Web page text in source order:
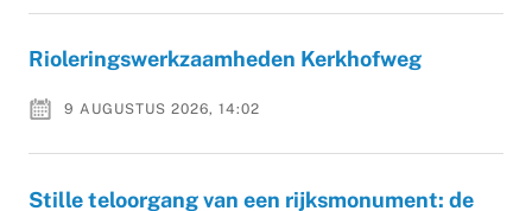
Rioleringswerkzaamheden Kerkhofweg
9 AUGUSTUS 2026, 14:02
Stille teloorgang van een rijksmonument: de